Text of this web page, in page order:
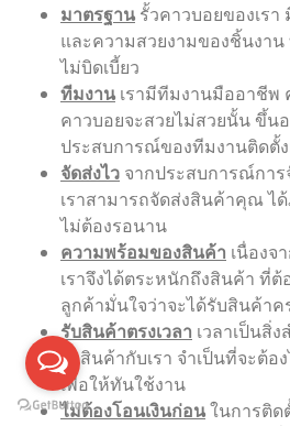
มาตรฐาน รั้วคาวบอยของเร
และความสวยงามของชิ้นงา
ไม่บิดเบี้ยว
ทีมงาน เรามีทีมงานมืออาชีพ
คาวบอยจะสวยไม่สวยนั้น ขึ้น
ประสบการณ์ของทีมงานติดตั้
จัดส่งไว จากประสบการณ์กา
เราสามารถจัดส่งสินค้าคุณ ไ
ไม่ต้องรอนาน
ความพร้อมของสินค้า เนื่องจ
เราจึงได้ตระหนักถึงสินค้า ที่
ลูกค้ามั่นใจว่าจะได้รับสินค้าค
รับสินค้าตรงเวลา เวลาเป็นสิ่
สั่งสินค้ากับเรา จำเป็นที่จะต้อ
เพื่อให้ทันใช้งาน
ไม่ต้องโอนเงินก่อนในการติด